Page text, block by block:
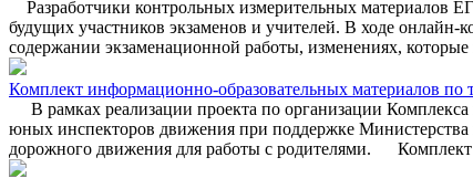
Разработчики контрольных измерительных материалов
будущих участников экзаменов и учителей. В ходе
содержании экзаменационной работы, изменениях,
Комплект информационно-образовательных материалов по
В рамках реализации проекта по организации
юных инспекторов движения при поддержке Министерства
дорожного движения для работы с родителями. Комплект